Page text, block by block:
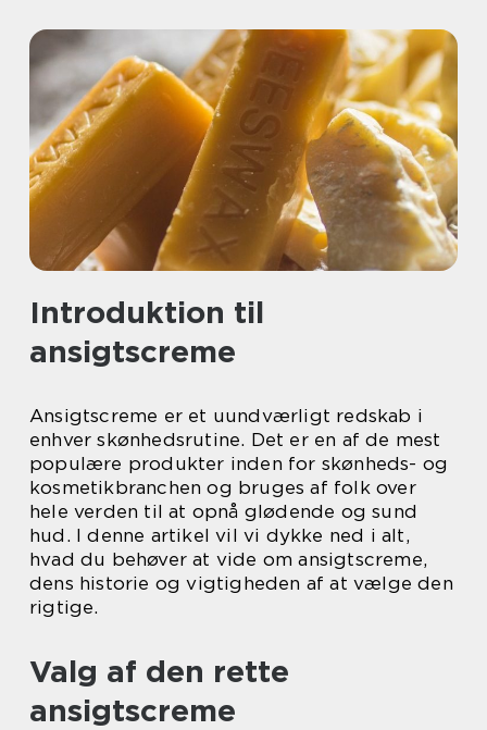
Introduktion til
ansigtscreme
Ansigtscreme er et uundværligt redskab i
enhver skønhedsrutine. Det er en af de mest
populære produkter inden for skønheds- og
kosmetikbranchen og bruges af folk over
hele verden til at opnå glødende og sund
hud. I denne artikel vil vi dykke ned i alt,
hvad du behøver at vide om ansigtscreme,
dens historie og vigtigheden af at vælge den
rigtige.
Valg af den rette
ansigtscreme